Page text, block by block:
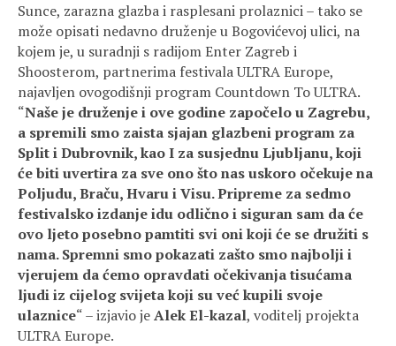
Sunce, zarazna glazba i rasplesani prolaznici – tako se
može opisati nedavno druženje u Bogovićevoj ulici, na
kojem je, u suradnji s radijom Enter Zagreb i
Shoosterom, partnerima festivala ULTRA Europe,
najavljen ovogodišnji program Countdown To ULTRA.
“Naše je druženje i ove godine započelo u Zagrebu,
a spremili smo zaista sjajan glazbeni program za
Split i Dubrovnik, kao I za susjednu Ljubljanu, koji
će biti uvertira za sve ono što nas uskoro očekuje na
Poljudu, Braču, Hvaru i Visu. Pripreme za sedmo
festivalsko izdanje idu odlično i siguran sam da će
ovo ljeto posebno pamtiti svi oni koji će se družiti s
nama. Spremni smo pokazati zašto smo najbolji i
vjerujem da ćemo opravdati očekivanja tisućama
ljudi iz cijelog svijeta koji su već kupili svoje
ulaznice“ – izjavio jeAlek El-kazal, voditelj projekta
ULTRA Europe.